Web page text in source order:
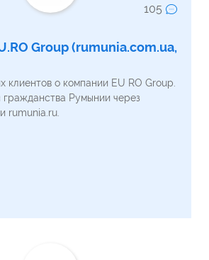
105
Group (rumunia.com.ua,
клиентов о компании EU RO Group.
Румынии через
rumunia.ru.